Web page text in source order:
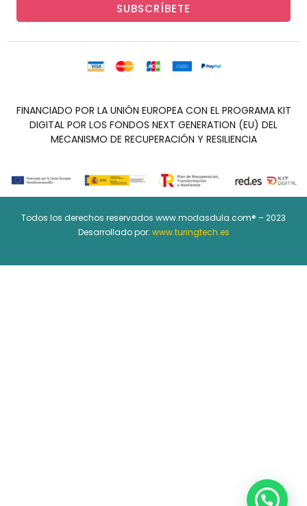
SUBSCRÍBETE
FINANCIADO POR LA UNIÓN EUROPEA CON EL PROGRAMA KIT
DIGITAL POR LOS FONDOS NEXT GENERATION (EU) DEL
MECANISMO DE RECUPERACIÓN Y RESILIENCIA
Todos los derechos reservados www.modasdula.com® – 2023
Desarrollado por: www.turingtech.es